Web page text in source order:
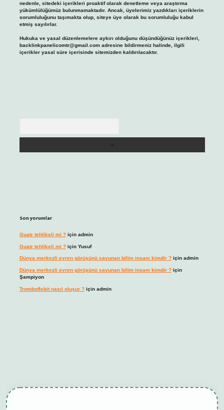
nedenle, sitedeki içerikleri proaktif olarak denetleme veya araştırma
yükümlülüğümüz bulunmamaktadır. Ancak, üyelerimiz yazdıkları içeriklerin
sorumluluğunu taşımakta olup, siteye üye olarak bu sorumluluğu kabul
etmiş sayılırlar.
Hukuka ve yasal düzenlemelere aykırı olduğunu düşündüğünüz içerikleri,
backlinkpanelicomtr@gmail.comadresine bildirmeniz halinde, ilgili
içerikler yasal süre içerisinde sitemizden kaldırılacaktır.
Son yorumlar
Guatr tehlikeli mi ?için admin
Guatr tehlikeli mi ?için Yusuf
Dünya merkezli evren görüşünü savunan bilim insanı kimdir ?için admin
Dünya merkezli evren görüşünü savunan bilim insanı kimdir ?için
Şampiyon
Tromboflebit nasıl oluşur ?için admin